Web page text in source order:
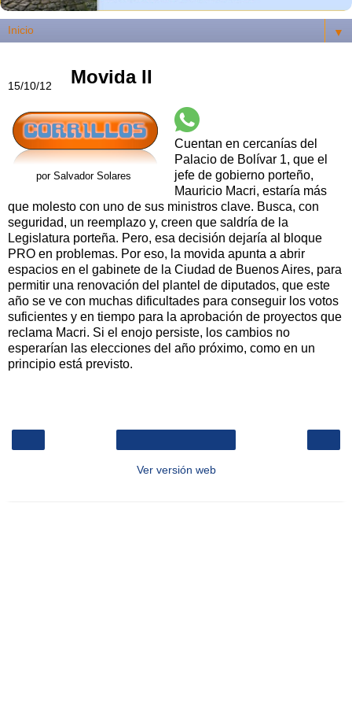
▼
15/10/12 Movida II
por Salvador Solares
Cuentan en cercanías del
Palacio de Bolívar 1, que el
jefe de gobierno porteño,
Mauricio Macri, estaría más
que molesto con uno de sus ministros clave. Busca, con
seguridad, un reemplazo y, creen que saldría de la
Legislatura porteña. Pero, esa decisión dejaría al bloque
PRO en problemas. Por eso, la movida apunta a abrir
espacios en el gabinete de la Ciudad de Buenos Aires, para
permitir una renovación del plantel de diputados, que este
año se ve con muchas dificultades para conseguir los votos
suficientes y en tiempo para la aprobación de proyectos que
reclama Macri. Si el enojo persiste, los cambios no
esperarían las elecciones del año próximo, como en un
principio está previsto.
Ver versión web